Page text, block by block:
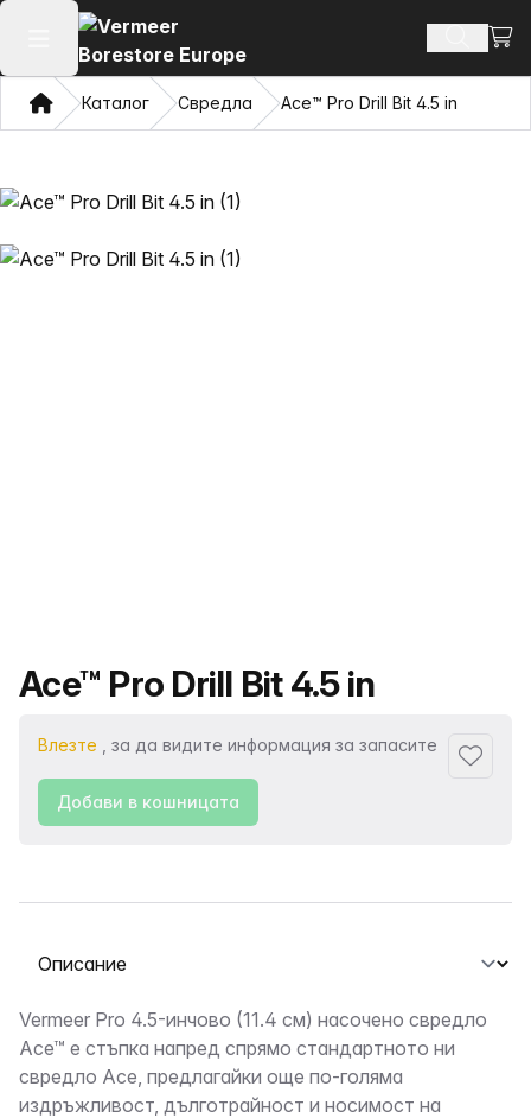
Отваряне на главното меню
ДомКаталог Свредла Ace™ Pro Drill Bit 4.5 in
Име на продукта
Ace™ Pro Drill Bit 4.5 in
Влезте , за да видите информация за запасите
Добави в кошницата
Избор на раздел
Описание
Vermeer Pro 4.5-инчово (11.4 см) насочено свредло
Ace™ е стъпка напред спрямо стандартното ни
свредло Ace, предлагайки още по-голяма
издръжливост, дълготрайност и носимост на